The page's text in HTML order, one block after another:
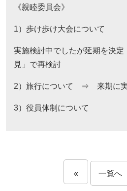
《親睦委員会》
1）歩け歩け大会について
実施検討中でしたが延期を
見」で再検討
2）旅行について ⇒ 来期に
3）役員体制について
« 一覧へ